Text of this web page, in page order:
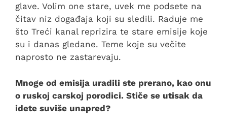
glave. Volim one stare, uvek me podsete na
čitav niz događaja koji su sledili. Raduje me
što Treći kanal reprizira te stare emisije koje
su i danas gledane. Teme koje su večite
naprosto ne zastarevaju.
Mnoge od emisija uradili ste prerano, kao onu
o ruskoj carskoj porodici. Stiče se utisak da
idete suviše unapred?